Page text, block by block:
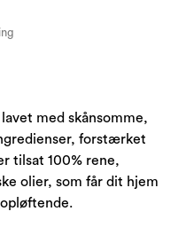
med skånsomme,
forstærket
tilsat 100% rene,
olier, som får dit hjem